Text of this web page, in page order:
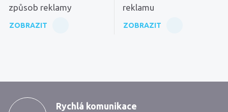
způsob reklamy
ZOBRAZIT
reklamu
ZOBRAZIT
MarkMedia
Rychlá komunikace